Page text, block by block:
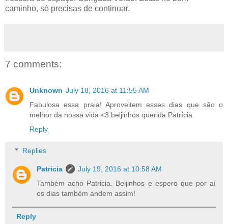
caminho, só precisas de continuar.
7 comments:
Unknown July 18, 2016 at 11:55 AM
Fabulosa essa praia! Aproveitem esses dias que são o
melhor da nossa vida <3 beijinhos querida Patrícia
Reply
Replies
Patricia
July 19, 2016 at 10:58 AM
Também acho Patricia. Beijinhos e espero que por aí
os dias também andem assim!
Reply